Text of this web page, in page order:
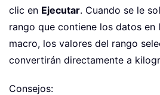
clic en Ejecutar. Cuando se le
rango que contiene los datos en
macro, los valores del rango
convertirán directamente a
Consejos: